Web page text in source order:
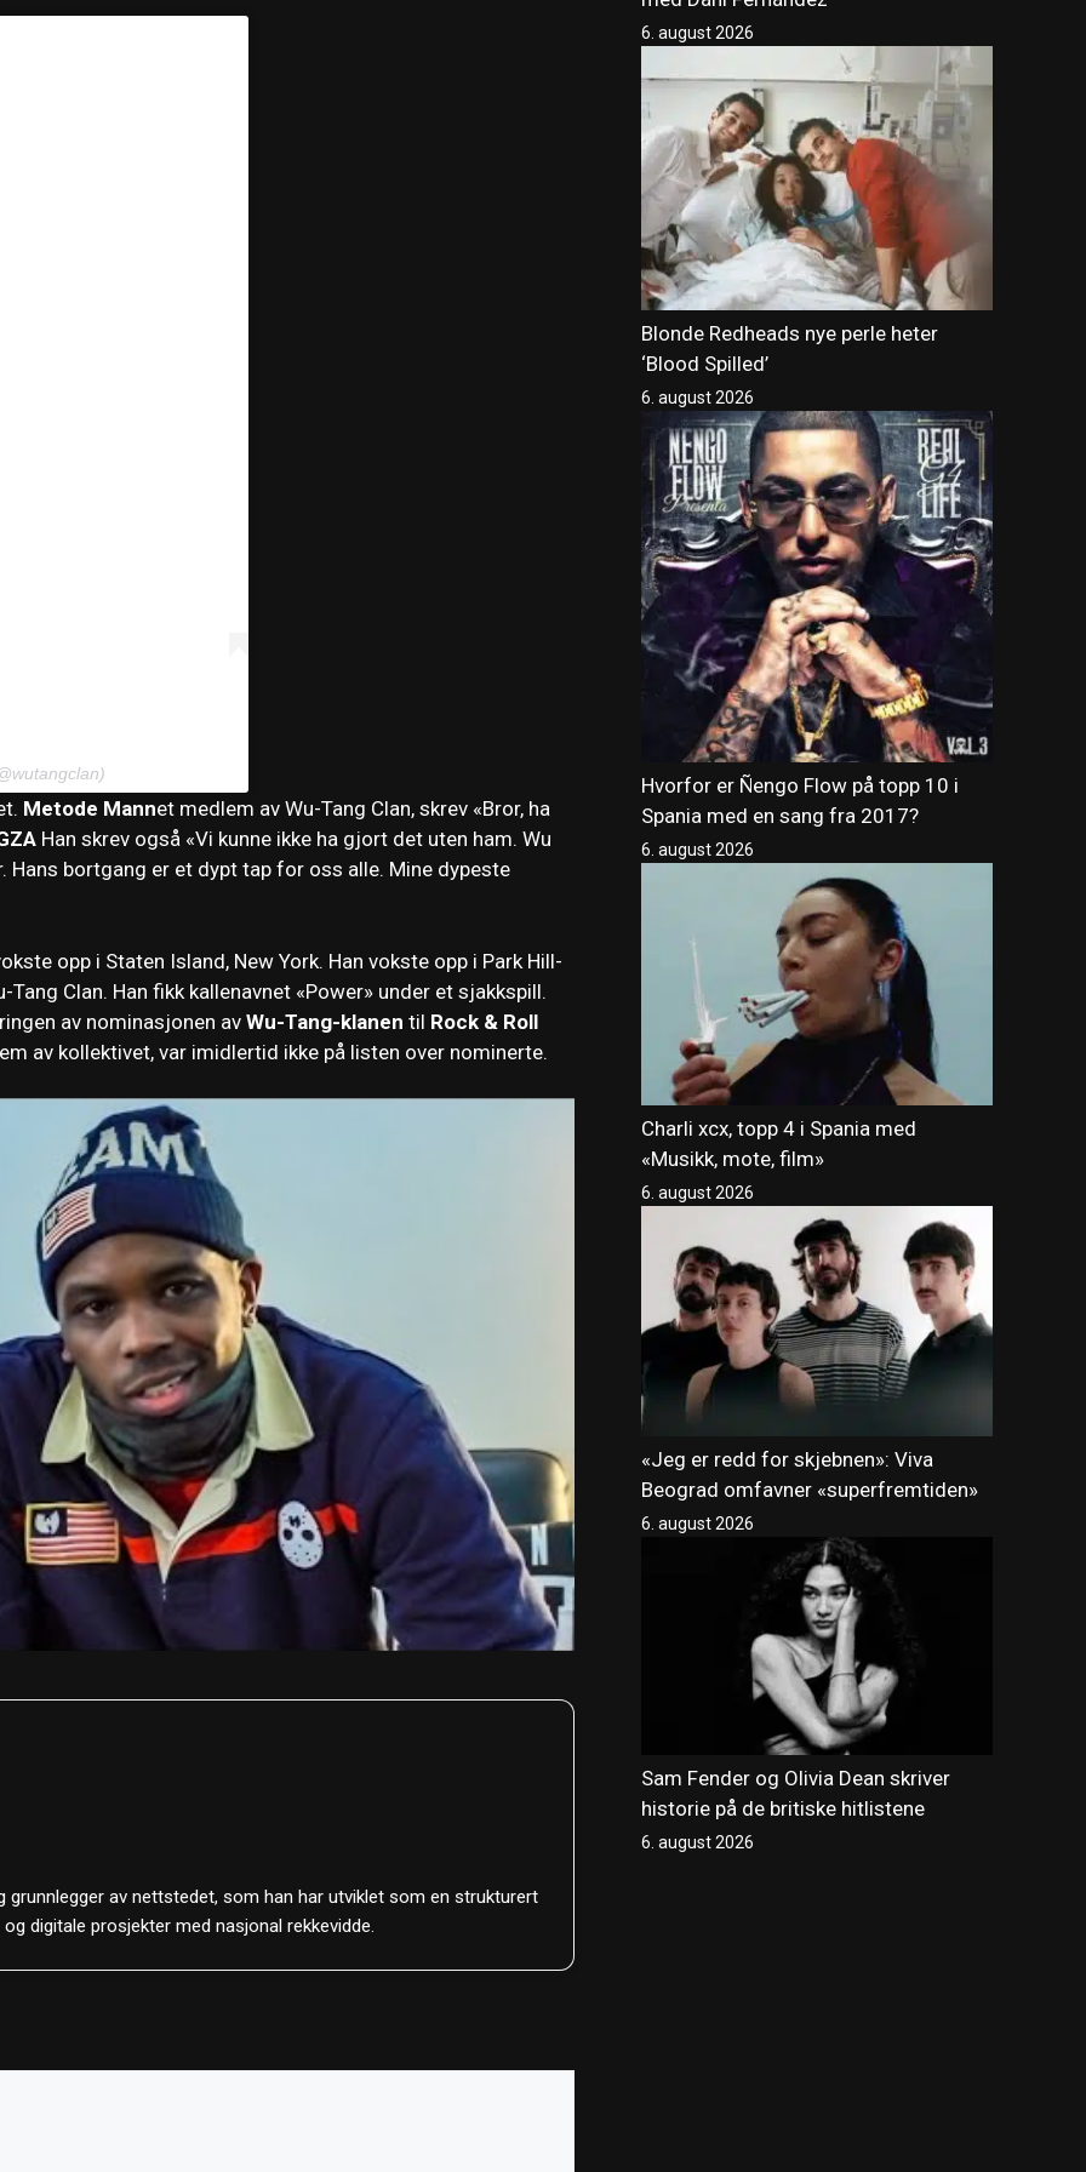
Metode Mannet medlem av Wu-Tang Clan, skrev «Bror, ha
Han skrev også «Vi kunne ikke ha gjort det uten ham. Wu
Hans bortgang er et dypt tap for oss alle. Mine dypeste
opp i Staten Island, New York. Han vokste opp i Park Hill-
Clan. Han fikk kallenavnet «Power» under et sjakkspill.
av nominasjonen av Wu-Tang-klanen til Rock & Roll
av kollektivet, var imidlertid ikke på listen over nominerte.
av nettstedet, som han har utviklet som en strukturert
digitale prosjekter med nasjonal rekkevidde.
6. august 2026
Blonde Redheads nye perle heter
‘Blood Spilled’
6. august 2026
Hvorfor er Ñengo Flow på topp 10 i
Spania med en sang fra 2017?
6. august 2026
Charli xcx, topp 4 i Spania med
«Musikk, mote, film»
6. august 2026
«Jeg er redd for skjebnen»: Viva
Beograd omfavner «superfremtiden»
6. august 2026
Sam Fender og Olivia Dean skriver
historie på de britiske hitlistene
6. august 2026